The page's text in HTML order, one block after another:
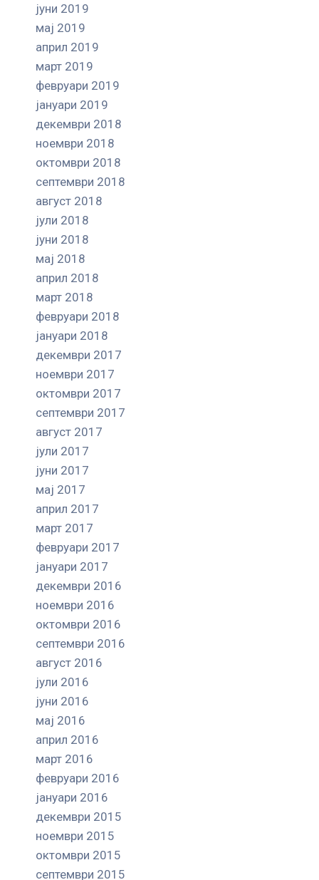
јуни 2019
мај 2019
април 2019
март 2019
февруари 2019
јануари 2019
декември 2018
ноември 2018
октомври 2018
септември 2018
август 2018
јули 2018
јуни 2018
мај 2018
април 2018
март 2018
февруари 2018
јануари 2018
декември 2017
ноември 2017
октомври 2017
септември 2017
август 2017
јули 2017
јуни 2017
мај 2017
април 2017
март 2017
февруари 2017
јануари 2017
декември 2016
ноември 2016
октомври 2016
септември 2016
август 2016
јули 2016
јуни 2016
мај 2016
април 2016
март 2016
февруари 2016
јануари 2016
декември 2015
ноември 2015
октомври 2015
септември 2015